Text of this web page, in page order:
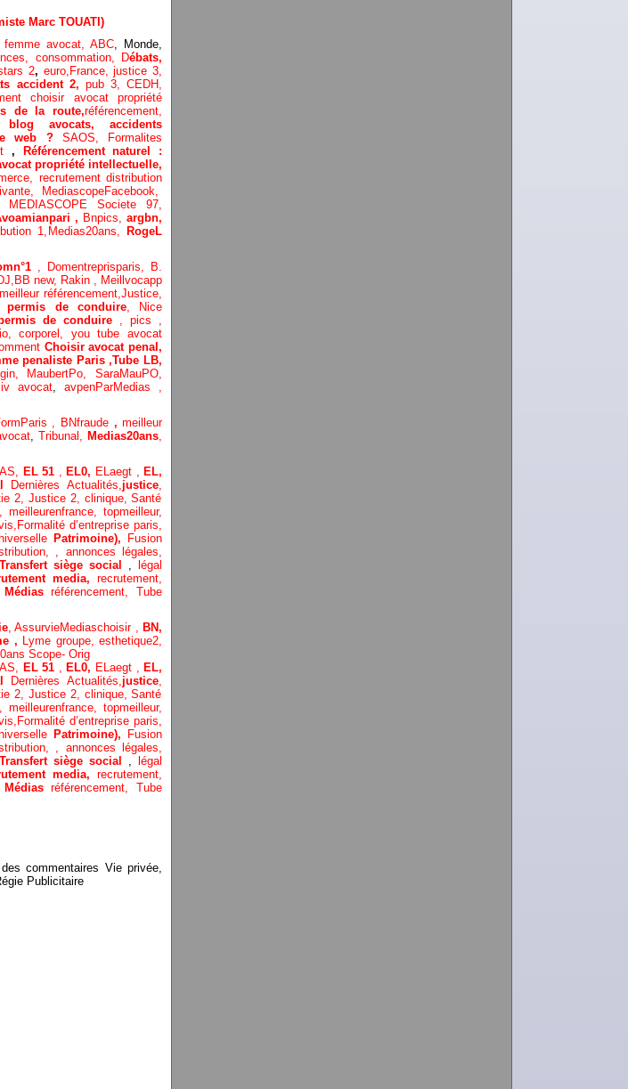
Marc TOUATI)
femme avocat, ABC, Monde,
consommation, Débats,
2, euro, France,justice 3,
accident 2, pub 3, CEDH,
choisir avocat propriété
de la route,référencement,
blog avocats, accidents
web ? SAOS,
Formalites
,
Référencement naturel :
propriété intellectuelle,
recrutement distribution
MediascopeFacebook,
MEDIASCOPE Societe 97,
, Bnpics,argbn,
1, Medias20ans,
RogeL
, Domentreprisparis,
B.
BB new, Rakin , Meillvocapp
meilleur référencement,Justice,
permis de conduire,
Nice
de conduire, pics ,
corpore l, you tube avocat
Choisir avocat penal,
penaliste Paris,Tube LB,
MaubertPo,SaraMauPO,
avocat,avpenParMedias ,
, BNfraude ,meilleur
, Tribunal, Medias20ans,
EL 51 , EL0, ELaegt , EL,
DernièresActualités,justice,
2, Justice 2, clinique,Santé
,meilleurenfrance,topmeilleur,
, Formalité d’entreprise paris,
Patrimoine),
Fusion
, annonces légales,
Transfert siège social ,
légal
media, recrutement,
Médiasréférencement, Tube
,AssurvieMediaschoisir , BN,
, Lyme groupe, esthetique2,
Scope- Orig
EL 51 , EL0, ELaegt , EL,
DernièresActualités,justice,
2, Justice 2, clinique,Santé
,meilleurenfrance,topmeilleur,
, Formalité d’entreprise paris,
Patrimoine),
Fusion
, annonces légales,
Transfert siège social ,
légal
media, recrutement,
Médiasréférencement, Tube
commentaires Vie privée,
Publicitaire